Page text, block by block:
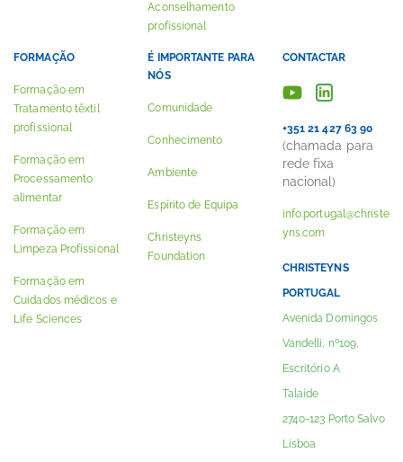
Aconselhamento
profissional
FORMAÇÃO
Formação em
Tratamento têxtil
profissional
Formação em
Processamento
alimentar
Formação em
Limpeza Profissional
Formação em
Cuidados médicos e
Life Sciences
É IMPORTANTE PARA
NÓS
Comunidade
Conhecimento
Ambiente
Espírito de Equipa
Christeyns
Foundation
CONTACTAR
+351 21 427 63 90
(chamada para
rede fixa
nacional)
info.portugal@christe
yns.com
CHRISTEYNS
PORTUGAL
Avenida Domingos
Vandelli, nº109,
Escritório A
Talaíde
2740-123 Porto Salvo
Lisboa